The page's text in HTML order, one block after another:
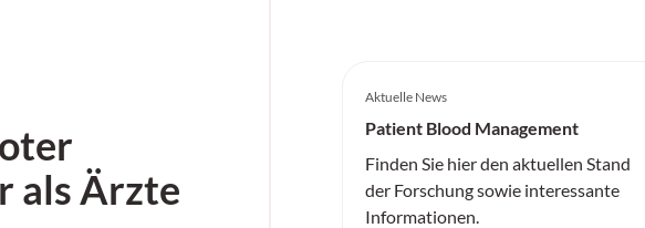
als Ärzte
Aktuelle News
Patient Blood Management
Finden Sie hier den aktuellen Stand
der Forschung sowie interessante
Informationen.